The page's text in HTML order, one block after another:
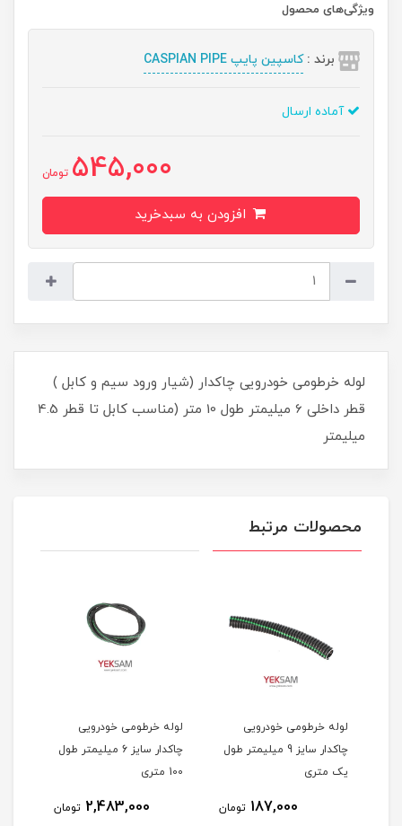
ویژگی‌های محصول
برند :کاسپین پایپ CASPIAN PIPE
آماده ارسال
545,000 تومان
لوله خرطومی خودرویی چاکدار (شیار ورود سیم و کابل )
قطر داخلی 6 میلیمتر طول 10 متر (مناسب کابل تا قطر 4.5
میلیمتر
محصولات مرتبط
لوله خرطومی خودرویی
چاکدار سایز 9 میلیمتر طول
یک متری
187,000 تومان
لوله خرطومی خودرویی
چاکدار سایز 6 میلیمتر طول
100 متری
2,483,000 تومان